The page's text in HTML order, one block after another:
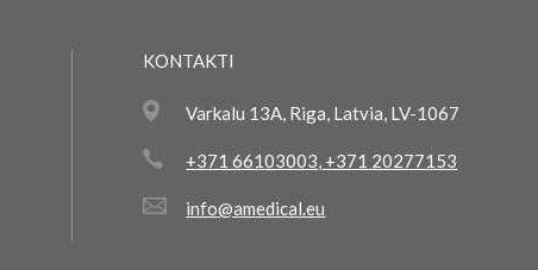
KONTAKTI
Varkalu 13A, Riga, Latvia, LV-1067
+371 66103003, +371 20277153
info@amedical.eu